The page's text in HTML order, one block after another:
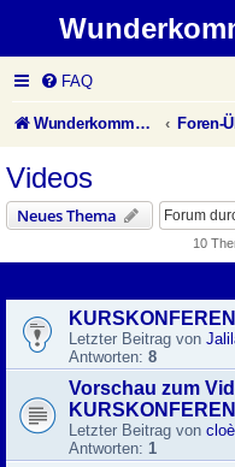
FAQ
Wunderkommunikation Website Foren-
Videos
Neues Thema
10
Letzter Beitrag von
Antworten: 8
Vorschau zum
Letzter Beitrag von cloè
Antworten: 1